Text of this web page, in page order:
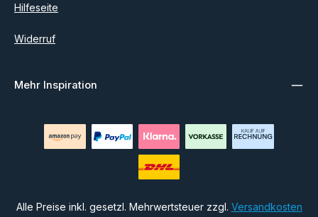
Hilfeseite
Widerruf
Mehr Inspiration
Alle Preise inkl. gesetzl. Mehrwertsteuer zzgl. Versandkosten